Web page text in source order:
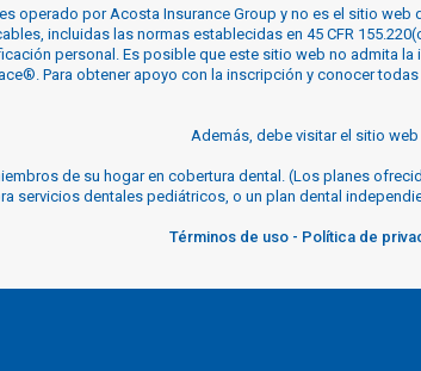
operado por Acosta Insurance Group y no es el sitio
incluidas las normas establecidas en 45 CFR
personal. Es posible que este sitio web no admita
Para obtener apoyo con la inscripción y conocer
Además, debe visitar el sitio
de su hogar en cobertura dental. (Los planes
servicios dentales pediátricos, o un plan dental
Términos de uso- Política de